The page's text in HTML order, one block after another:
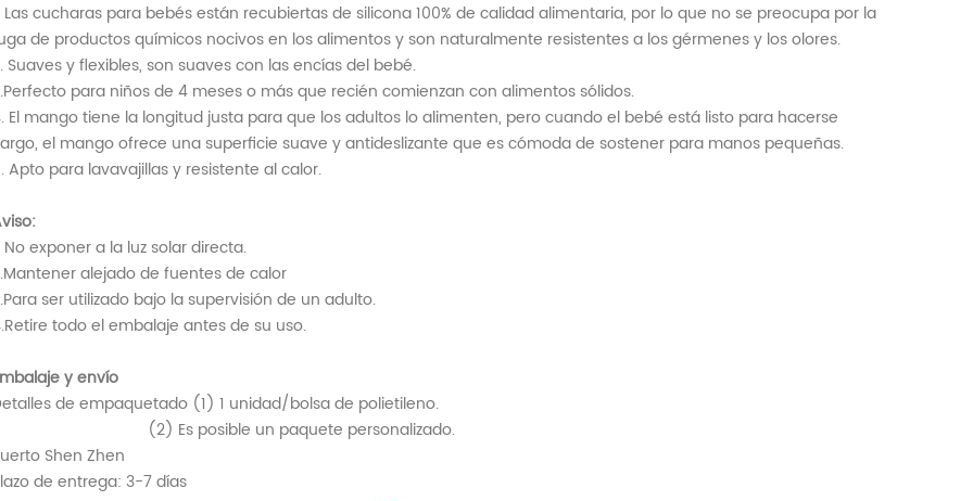
Las cucharas para bebés están recubiertas de silicona 100% de calidad alimentaria, por lo que no se preocupa por la
de productos químicos nocivos en los alimentos y son naturalmente resistentes a los gérmenes y los olores.
Suaves y flexibles, son suaves con las encías del bebé.
para niños de 4 meses o más que recién comienzan con alimentos sólidos.
El mango tiene la longitud justa para que los adultos lo alimenten, pero cuando el bebé está listo para hacerse
el mango ofrece una superficie suave y antideslizante que es cómoda de sostener para manos pequeñas.
Apto para lavavajillas y resistente al calor.
No exponer a la luz solar directa.
alejado de fuentes de calor
ser utilizado bajo la supervisión de un adulto.
todo el embalaje antes de su uso.
y envío
de empaquetado (1) 1 unidad/bolsa de polietileno.
(2) Es posible un paquete personalizado.
Shen Zhen
de entrega: 3-7 días